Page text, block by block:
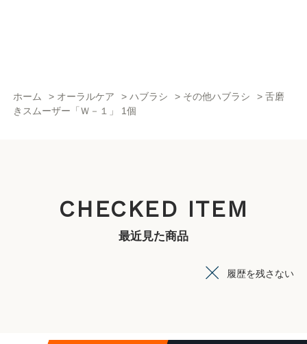
ホーム > オーラルケア >ハブラシ > その他ハブラシ > 舌磨
きスムーザー「Ｗ－１」 1個
CHECKED ITEM
最近見た商品
履歴を残さない